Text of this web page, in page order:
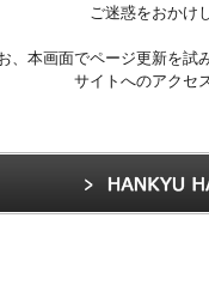
ご迷惑をおかけ
、本画面でページ更新を試
サイトへのアクセ